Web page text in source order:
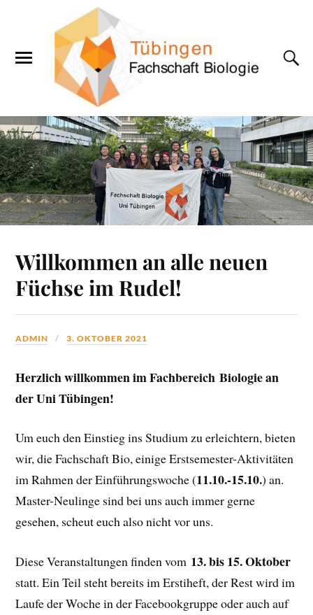
Willkommen an alle neuen
Füchse im Rudel!
ADMIN 3. OKTOBER 2021
Herzlich willkommen im Fachbereich Biologie an
der Uni Tübingen!
Um euch den Einstieg ins Studium zu erleichtern, bieten
wir, die Fachschaft Bio, einige Erstsemester-Aktivitäten
im Rahmen der Einführungswoche (11.10.-15.10.) an.
Master-Neulinge sind bei uns auch immer gerne
gesehen, scheut euch also nicht vor uns.
Diese Veranstaltungen finden vom 13. bis 15. Oktober
statt. Ein Teil steht bereits im Erstiheft, der Rest wird im
Laufe der Woche in der Facebookgruppe oder auch auf